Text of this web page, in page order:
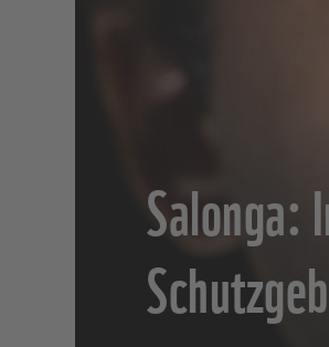
Salonga: